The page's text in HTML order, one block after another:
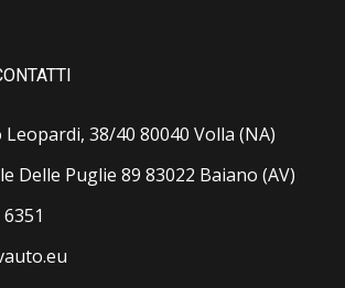
VIN —
Leopardi, 38/40 80040 Volla (NA)
Delle Puglie 89 83022 Baiano (AV)